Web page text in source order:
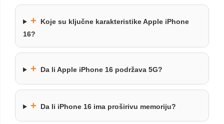
+
Koje su ključne karakteristike Apple iPhone
16?
+ Da li Apple iPhone 16 podržava 5G?
+ Da li iPhone 16 ima proširivu memoriju?